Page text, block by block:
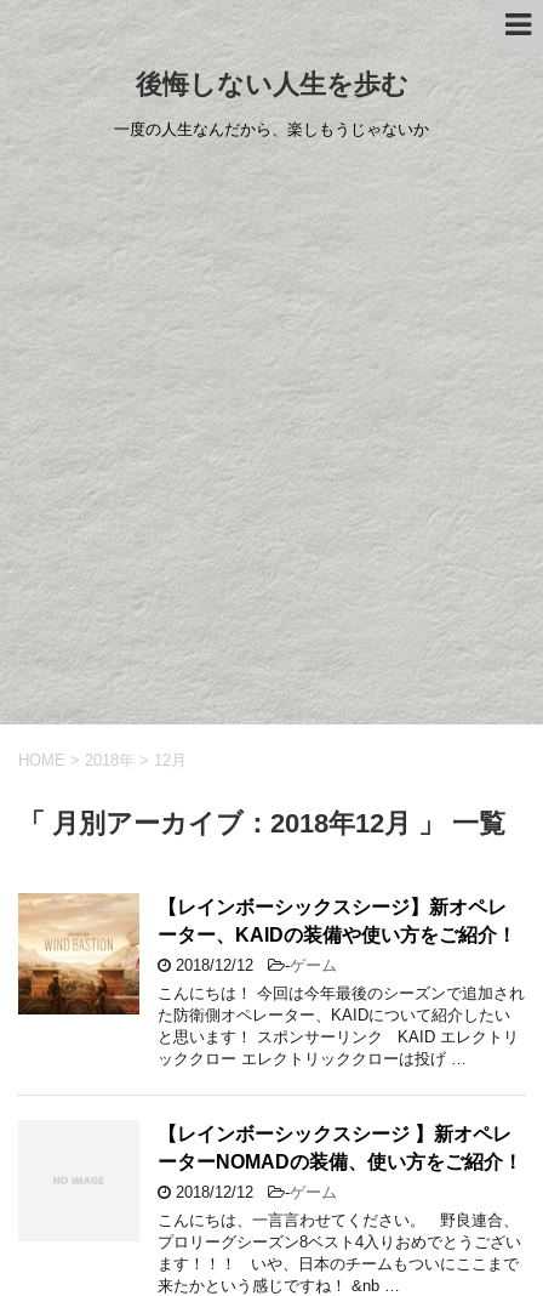
後悔しない人生を歩む
一度の人生なんだから、楽しもうじゃないか
HOME > 2018年 > 12月
「 月別アーカイブ：2018年12月 」 一覧
【レインボーシックスシージ】新オペレ
ーター、KAIDの装備や使い方をご紹介！
2018/12/12 -ゲーム
こんにちは！ 今回は今年最後のシーズンで追加され
た防衛側オペレーター、KAIDについて紹介したい
と思います！ スポンサーリンク KAID エレクトリ
ッククロー エレクトリッククローは投げ …
【レインボーシックスシージ 】新オペレ
ーターNOMADの装備、使い方をご紹介！
2018/12/12 -ゲーム
こんにちは、一言言わせてください。 野良連合、
プロリーグシーズン8ベスト4入りおめでとうござい
ます！！！ いや、日本のチームもついにここまで
来たかという感じですね！ &nb …